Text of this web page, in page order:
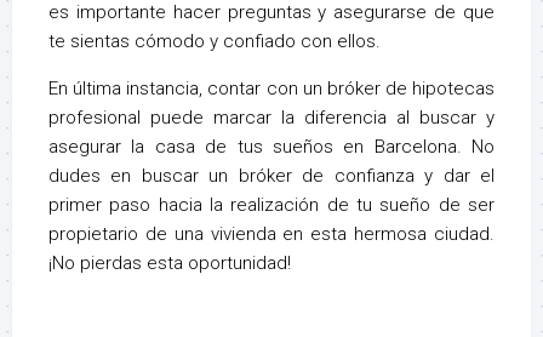
es importante hacer preguntas y asegurarse de que
te sientas cómodo y confiado con ellos.
En última instancia, contar con un bróker de hipotecas
profesional puede marcar la diferencia al buscar y
asegurar la casa de tus sueños en Barcelona. No
dudes en buscar un bróker de confianza y dar el
primer paso hacia la realización de tu sueño de ser
propietario de una vivienda en esta hermosa ciudad.
¡No pierdas esta oportunidad!